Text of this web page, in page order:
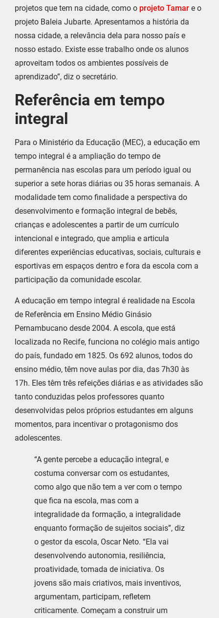
projetos que tem na cidade, como o projeto Tamar e o
projeto Baleia Jubarte. Apresentamos a história da
nossa cidade, a relevância dela para nosso país e
nosso estado. Existe esse trabalho onde os alunos
aproveitam todos os ambientes possíveis de
aprendizado”, diz o secretário.
Referência em tempo
integral
Para o Ministério da Educação (MEC), a educação em
tempo integral é a ampliação do tempo de
permanência nas escolas para um período igual ou
superior a sete horas diárias ou 35 horas semanais. A
modalidade tem como finalidade a perspectiva do
desenvolvimento e formação integral de bebês,
crianças e adolescentes a partir de um currículo
intencional e integrado, que amplia e articula
diferentes experiências educativas, sociais, culturais e
esportivas em espaços dentro e fora da escola com a
participação da comunidade escolar.
A educação em tempo integral é realidade na Escola
de Referência em Ensino Médio Ginásio
Pernambucano desde 2004. A escola, que está
localizada no Recife, funciona no colégio mais antigo
do país, fundado em 1825. Os 692 alunos, todos do
ensino médio, têm nove aulas por dia, das 7h30 às
17h. Eles têm três refeições diárias e as atividades são
tanto conduzidas pelos professores quanto
desenvolvidas pelos próprios estudantes em alguns
momentos, para incentivar o protagonismo dos
adolescentes.
“A gente percebe a educação integral, e
costuma conversar com os estudantes,
como algo que não tem a ver com o tempo
que fica na escola, mas com a
integralidade da formação, a integralidade
enquanto formação de sujeitos sociais”, diz
o gestor da escola, Oscar Neto. “Ela vai
desenvolvendo autonomia, resiliência,
proatividade, tomada de iniciativa. Os
jovens são mais criativos, mais inventivos,
argumentam, participam, refletem
criticamente. Começam a construir um